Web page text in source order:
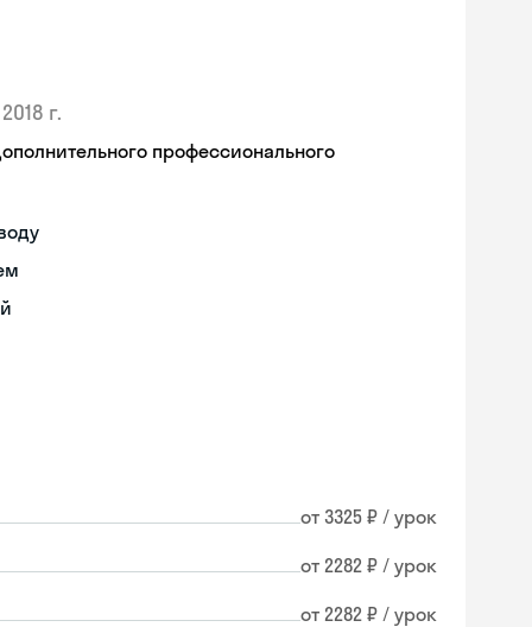
2018 г.
профессионального
от 3325 ₽ / урок
от 2282 ₽ / урок
от 2282 ₽ / урок